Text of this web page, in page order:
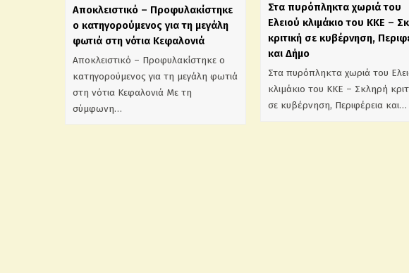
Αποκλειστικό – Προφυλακίστηκε
ο κατηγορούμενος για τη μεγάλη
φωτιά στη νότια Κεφαλονιά
Αποκλειστικό – Προφυλακίστηκε ο
κατηγορούμενος για τη μεγάλη φωτιά
στη νότια Κεφαλονιά Με τη
σύμφωνη…
Στα πυρόπληκτα χωριά του
Ελειού κλιμάκιο του ΚΚΕ –
κριτική σε κυβέρνηση,
και Δήμο
Στα πυρόπληκτα χωριά του
κλιμάκιο του ΚΚΕ – Σκληρή
σε κυβέρνηση, Περιφέρεια και…